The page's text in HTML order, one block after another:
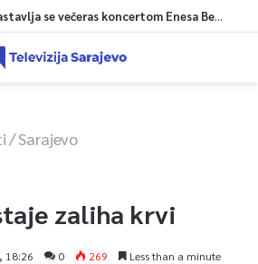
„Ljeto na Ilidži“ nastavlja se večeras koncertom Enesa Begovića
/Sarajevo
zaliha krvi
18:26 0 269 Less than a minute